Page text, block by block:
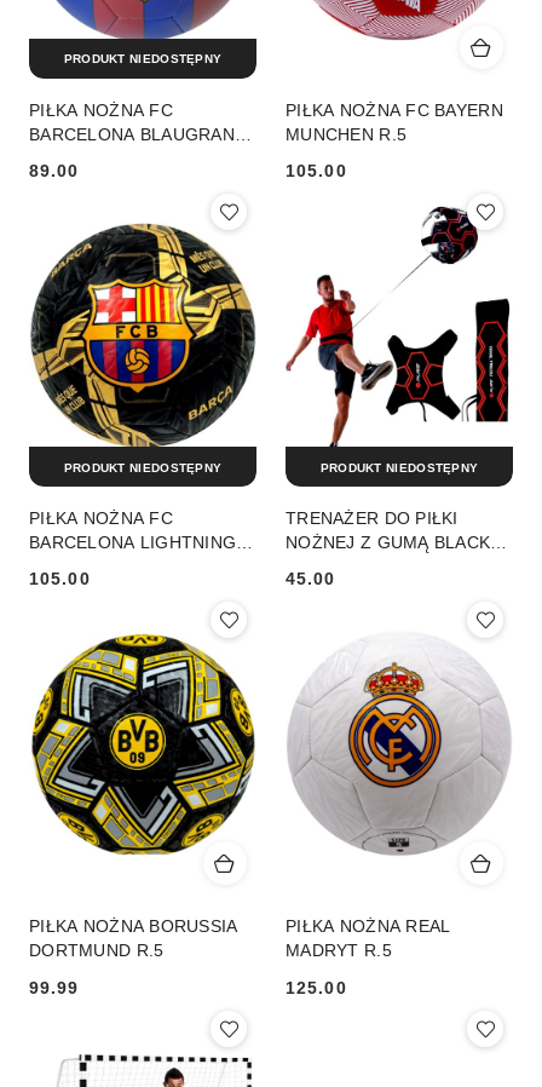
PIŁKA NOŻNA FC
BARCELONA BLAUGRANA
Cena:
89.00
PRODUKT NIEDOSTĘPNY
PIŁKA NOŻNA FC BAYERN
MUNCHEN R.5
Cena:
105.00
PIŁKA NOŻNA FC
BARCELONA LIGHTNING
105.00
PRODUKT NIEDOSTĘPNY
TRENAŻER DO PIŁKI
NOŻNEJ Z GUMĄ BLACK
45.00
PRODUKT NIEDOSTĘPNY
PIŁKA NOŻNA BORUSSIA
DORTMUND R.5
Cena:
99.99
PIŁKA NOŻNA REAL
MADRYT R.5
Cena:
125.00